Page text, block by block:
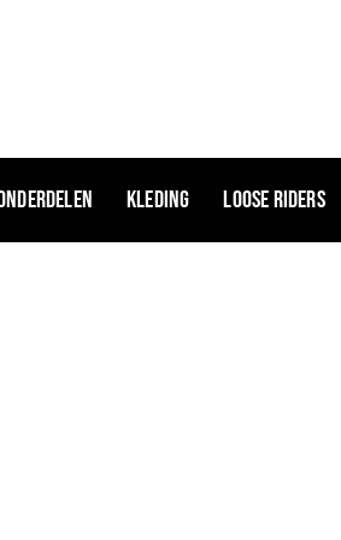
Kleding Loose riders